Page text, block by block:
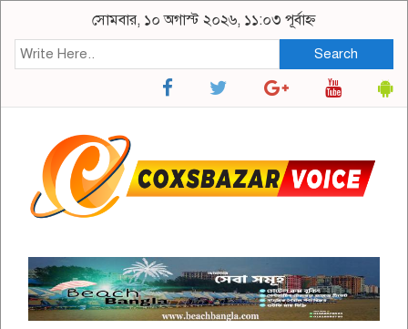
সোমবার, ১০ অগাস্ট ২০২৬, ১১:০৩ পূর্বাহ্ন
Search